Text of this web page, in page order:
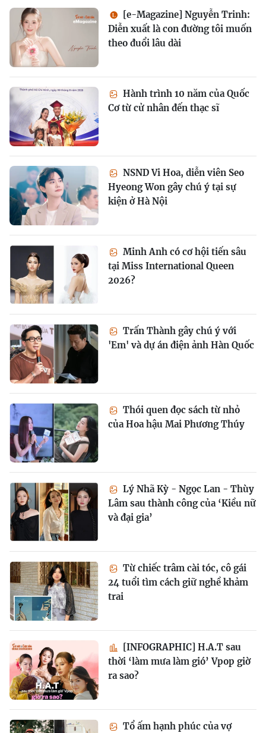
[e-Magazine] Nguyễn Trinh:
Diễn xuất là con đường tôi muốn
theo đuổi lâu dài
Hành trình 10 năm của Quốc
Cơ từ cử nhân đến thạc sĩ
NSND Vi Hoa, diễn viên Seo
Hyeong Won gây chú ý tại sự
kiện ở Hà Nội
Minh Anh có cơ hội tiến sâu
tại Miss International Queen
2026?
Trấn Thành gây chú ý với
'Em' và dự án điện ảnh Hàn Quốc
Thói quen đọc sách từ nhỏ
của Hoa hậu Mai Phương Thúy
Lý Nhã Kỳ - Ngọc Lan - Thùy
Lâm sau thành công của ‘Kiều nữ
và đại gia’
Từ chiếc trâm cài tóc, cô gái
24 tuổi tìm cách giữ nghề khảm
trai
[INFOGRAPHIC] H.A.T sau
thời ‘làm mưa làm gió’ Vpop giờ
ra sao?
Tổ ấm hạnh phúc của vợ